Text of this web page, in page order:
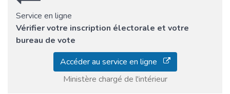
Service en ligne
Vérifier votre inscription électorale et votre
bureau de vote
Accéder au service en ligne
Ministère chargé de l'intérieur